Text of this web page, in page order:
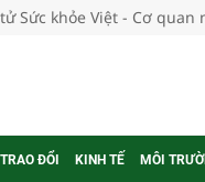
Sức khỏe Việt - Cơ quan
ĐỔI KINH TẾ MÔI